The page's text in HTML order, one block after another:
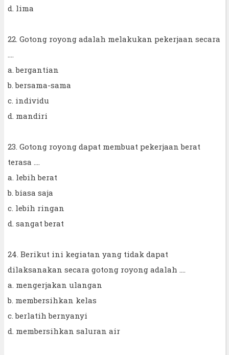
d. lima
22. Gotong royong adalah melakukan pekerjaan secara
a. bergantian
b. bersama-sama
c. individu
d. mandiri
23. Gotong royong dapat membuat pekerjaan berat
terasa ....
a. lebih berat
b. biasa saja
c. lebih ringan
d. sangat berat
24. Berikut ini kegiatan yang tidak dapat
dilaksanakan secara gotong royong adalah ....
a. mengerjakan ulangan
b. membersihkan kelas
c. berlatih bernyanyi
d. membersihkan saluran air